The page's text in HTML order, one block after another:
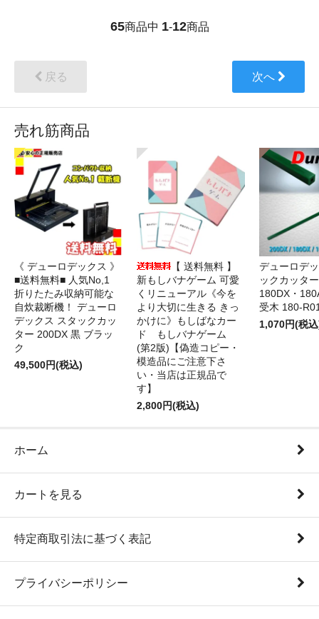
65商品中 1-12商品
戻る 次へ
売れ筋商品
《 デューロデックス 》
■送料無料■ 人気No,1
折りたたみ収納可能な
自炊裁断機！ デューロ
デックス スタックカッ
ター 200DX 黒 ブラッ
ク
49,500円(税込)
【 送料無料 】
新もしバナゲーム 可愛
くリニューアル《今を
より大切に生きる きっ
かけに》もしばなカー
ド もしバナゲーム
(第2版)【偽造コピー・
模造品にご注意下さ
い・当店は正規品で
す】
2,800円(税込)
デューロデ
ックカッタ
180DX・
受木 180-
1,070円(税
ホーム
カートを見る
特定商取引法に基づく表記
プライバシーポリシー